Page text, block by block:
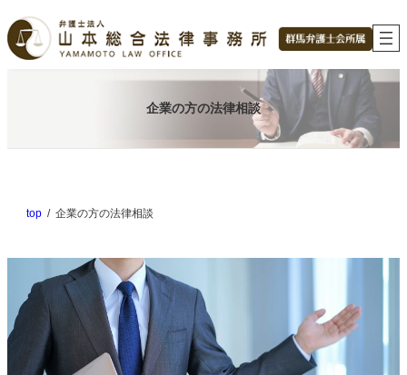
容
を
企業の方の法律相談
top 企業の方の法律相談